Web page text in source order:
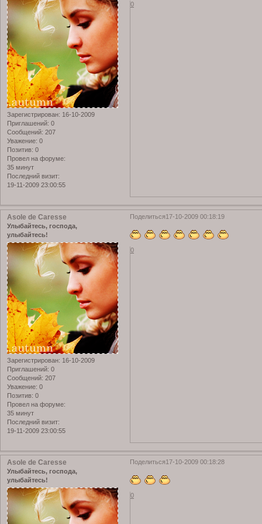
Зарегистрирован: 16-10-2009
Приглашений: 0
Сообщений: 207
Уважение: 0
Позитив: 0
Провел на форуме:
35 минут
Последний визит:
19-11-2009 23:00:55
0
Поделиться17-10-2009 00:18:19
Asole de Caresse
Улыбайтесь, господа,
улыбайтесь!
Зарегистрирован: 16-10-2009
Приглашений: 0
Сообщений: 207
Уважение: 0
Позитив: 0
Провел на форуме:
35 минут
Последний визит:
19-11-2009 23:00:55
0
Поделиться17-10-2009 00:18:28
Asole de Caresse
Улыбайтесь, господа,
улыбайтесь!
0